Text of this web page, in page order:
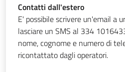
Contatti dall'estero
E' possibile scrivere un'email a
lasciare un SMS al 334
nome, cognome e numero di
ricontattato dagli operatori.